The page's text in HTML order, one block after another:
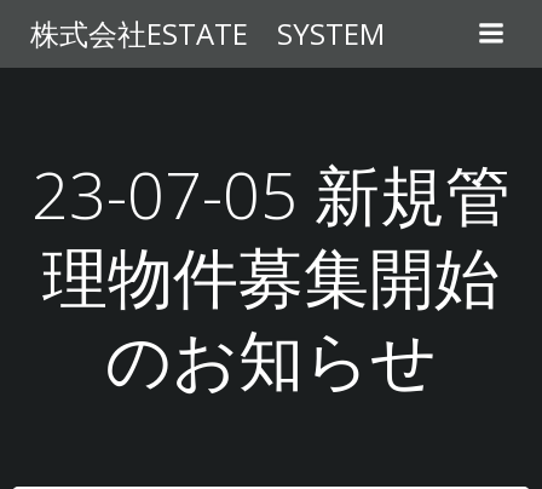
ン
テ
ス
キ
ッ
プ
株式会社ESTATE SYSTEM
23-07-05 新規管
理物件募集開始
のお知らせ